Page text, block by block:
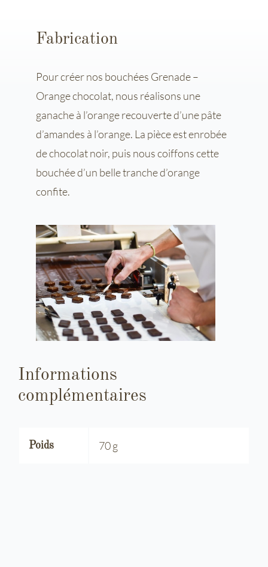
Fabrication
Pour créer nos bouchées Grenade –
Orange chocolat, nous réalisons une
ganache à l’orange recouverte d’une pâte
d’amandes à l’orange. La pièce est enrobée
de chocolat noir, puis nous coiffons cette
bouchée d’un belle tranche d’orange
confite.
Informations
complémentaires
Poids 70 g